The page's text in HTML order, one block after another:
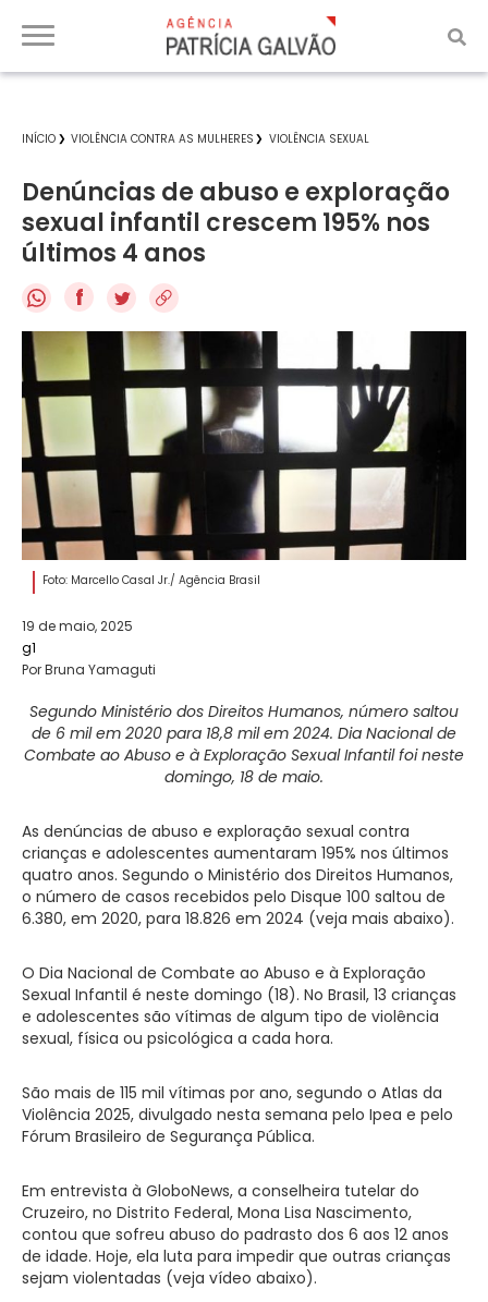
INÍCIO VIOLÊNCIA CONTRA AS MULHERES VIOLÊNCIA SEXUAL
Denúncias de abuso e exploração
sexual infantil crescem 195% nos
últimos 4 anos
f
Foto: Marcello Casal Jr./ Agência Brasil
19 de maio, 2025
g1
Por Bruna Yamaguti
Segundo Ministério dos Direitos Humanos, número saltou
de 6 mil em 2020 para 18,8 mil em 2024. Dia Nacional de
Combate ao Abuso e à Exploração Sexual Infantil foi neste
domingo, 18 de maio.
As denúncias de abuso e exploração sexual contra
crianças e adolescentes aumentaram 195% nos últimos
quatro anos. Segundo o Ministério dos Direitos Humanos,
o número de casos recebidos pelo Disque 100 saltou de
6.380, em 2020, para 18.826 em 2024 (veja mais abaixo).
O Dia Nacional de Combate ao Abuso e à Exploração
Sexual Infantil é neste domingo (18). No Brasil, 13 crianças
e adolescentes são vítimas de algum tipo de violência
sexual, física ou psicológica a cada hora.
São mais de 115 mil vítimas por ano, segundo o Atlas da
Violência 2025, divulgado nesta semana pelo Ipea e pelo
Fórum Brasileiro de Segurança Pública.
Em entrevista à GloboNews, a conselheira tutelar do
Cruzeiro, no Distrito Federal, Mona Lisa Nascimento,
contou que sofreu abuso do padrasto dos 6 aos 12 anos
de idade. Hoje, ela luta para impedir que outras crianças
sejam violentadas (veja vídeo abaixo).